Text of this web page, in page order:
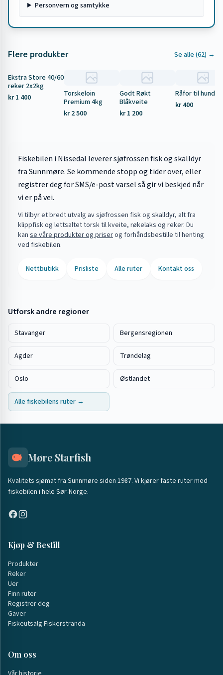
Personvern og samtykke
Flere produkter Se alle (62) →
Tilbud
Ekstra Store 40/60
reker 2x2kg
kr 1 400
Torskeloin
Premium 4kg
kr 2 500
Godt Røkt
Blåkveite
kr 1 200
Råfor til hund
kr 400
Fiskebilen i Nissedal leverer sjøfrossen fisk og skalldyr
fra Sunnmøre. Se kommende stopp og tider over, eller
registrer deg for SMS/e-post varsel så gir vi beskjed når
vi er på vei.
Vi tilbyr et bredt utvalg av sjøfrossen fisk og skalldyr, alt fra
klippfisk og lettsaltet torsk til kveite, røkelaks og reker. Du
kan se våre produkter og priserog forhåndsbestille til henting
ved fiskebilen.
Nettbutikk Prisliste Alle ruter Kontakt oss
Utforsk andre regioner
Stavanger Bergensregionen
Agder Trøndelag
Oslo Østlandet
Alle fiskebilens ruter →
Møre Starfish
Kvalitets sjømat fra Sunnmøre siden 1987. Vi kjører faste ruter med
fiskebilen i hele Sør-Norge.
Kjøp & Bestill
Produkter
Reker
Uer
Finn ruter
Registrer deg
Gaver
Fiskeutsalg Fiskerstranda
Om oss